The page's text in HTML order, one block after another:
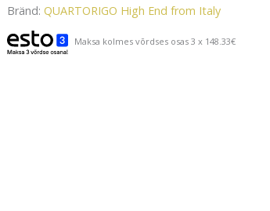
kaabel
5m
kogus
Bränd:QUARTORIGO High End from Italy
Maksa kolmes võrdses osas 3 x 148.33€